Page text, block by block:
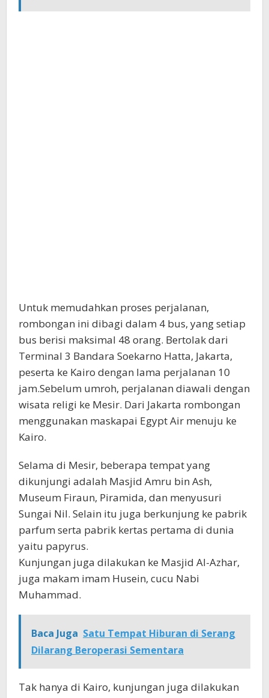
Untuk memudahkan proses perjalanan,
rombongan ini dibagi dalam 4 bus, yang setiap
bus berisi maksimal 48 orang. Bertolak dari
Terminal 3 Bandara Soekarno Hatta, Jakarta,
peserta ke Kairo dengan lama perjalanan 10
jam.Sebelum umroh, perjalanan diawali dengan
wisata religi ke Mesir. Dari Jakarta rombongan
menggunakan maskapai Egypt Air menuju ke
Kairo.
Selama di Mesir, beberapa tempat yang
dikunjungi adalah Masjid Amru bin Ash,
Museum Firaun, Piramida, dan menyusuri
Sungai Nil. Selain itu juga berkunjung ke pabrik
parfum serta pabrik kertas pertama di dunia
yaitu papyrus.
Kunjungan juga dilakukan ke Masjid Al-Azhar,
juga makam imam Husein, cucu Nabi
Muhammad.
Baca Juga Satu Tempat Hiburan di Serang
Dilarang Beroperasi Sementara
Tak hanya di Kairo, kunjungan juga dilakukan